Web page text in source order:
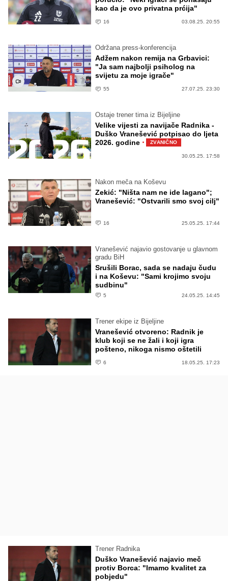
kao da je ovo privatna prćija"
16 03.08.25. 20:55
Održana press-konferencija
Adžem nakon remija na Grbavici:
"Ja sam najbolji psiholog na
svijetu za moje igrače"
55 27.07.25. 23:30
Ostaje trener tima iz Bijeljine
Velike vijesti za navijače Radnika -
Duško Vranešević potpisao do ljeta
2026. godine · ZVANIČNO
30.05.25. 17:58
Nakon meča na Koševu
Zekić: "Ništa nam ne ide lagano";
Vranešević: "Ostvarili smo svoj cilj"
16 25.05.25. 17:44
Vranešević najavio gostovanje u glavnom
gradu BiH
Srušili Borac, sada se nadaju čudu
i na Koševu: "Sami krojimo svoju
sudbinu"
5 24.05.25. 14:45
Trener ekipe iz Bijeljine
Vranešević otvoreno: Radnik je
klub koji se ne žali i koji igra
pošteno, nikoga nismo oštetili
6 18.05.25. 17:23
Trener Radnika
Duško Vranešević najavio meč
protiv Borca: "Imamo kvalitet za
pobjedu"